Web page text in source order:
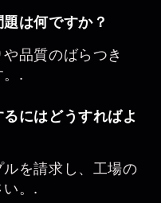
は何ですか？
品質のばらつき
。.
にはどうすればよ
を請求し、工場の
。.